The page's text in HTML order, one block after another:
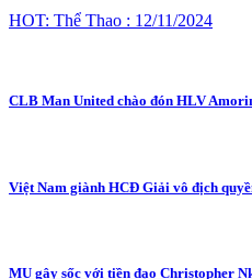
HOT: Thể Thao : 12/11/2024
CLB Man United chào đón HLV
Việt Nam giành HCĐ Giải vô địch
MU gây sốc với tiền đạo Christopher